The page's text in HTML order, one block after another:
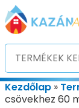
Kezdőlap »
csövekhez 60